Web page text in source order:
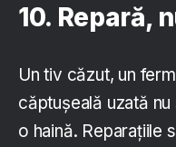
10. Repară,
Un tiv căzut, un
căptușeală uzată
o haină. Reparațiile